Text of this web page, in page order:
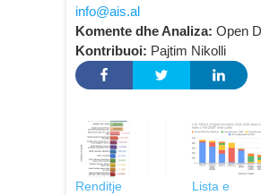
info@ais.al
Komente dhe Analiza: Open
Kontribuoi: Pajtim Nikolli
Renditje
Lista e